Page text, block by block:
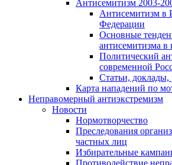
Антисемитизм 2003-
Антисемитизм в
Федерации
Основные
антисемитизма в
Политический
современной
Статьи, доклады,
Карта нападений по
Неправомерный антиэкстремизм
Новости
Нормотворчество
Преследования
частных лиц
Избирательные
Противодействие